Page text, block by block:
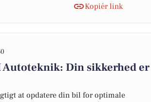
Kopiér link
Din sikkerhed er
at opdatere din bil for optimale